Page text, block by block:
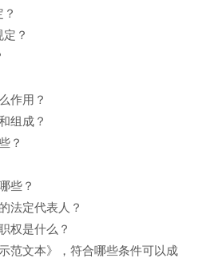
？
作用？
组成？
？
些？
法定代表人？
权是什么？
范文本》，符合哪些条件可以成